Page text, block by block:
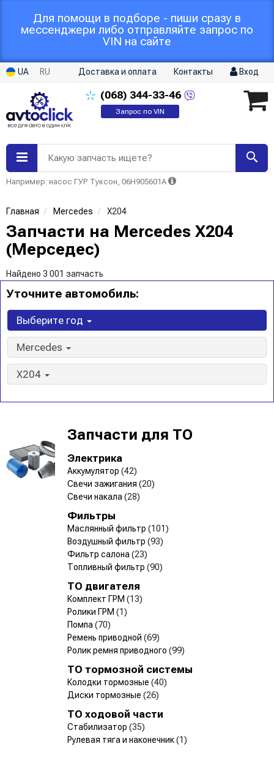
Для помощи в подборе - пиши сразу в
мессенджери либо отправляйте запрос по
VIN на сайте
UA RU Доставка и оплата Контакты Вход
(068) 344-33-46
Запрос по VIN
Какую запчасть ищете?
Например: насос ГУР Туксон, 06H905601A
Главная Mercedes X204
Запчасти на Mercedes X204
(Мерседес)
Найдено 3 001 запчасть
Уточните автомобиль:
Выберите год
Mercedes
X204
Запчасти для ТО
Электрика
Аккумулятор (42)
Свечи зажигания (20)
Свечи накала (28)
Фильтры
Маслянный фильтр (101)
Воздушный фильтр (93)
Фильтр салона (23)
Топливный фильтр (90)
ТО двигателя
Комплект ГРМ (13)
Ролики ГРМ (1)
Помпа (70)
Ремень приводной (69)
Ролик ремня приводного (99)
ТО тормозной системы
Колодки тормозные (40)
Диски тормозные (26)
ТО ходовой части
Стабилизатор (35)
Рулевая тяга и наконечник(1)